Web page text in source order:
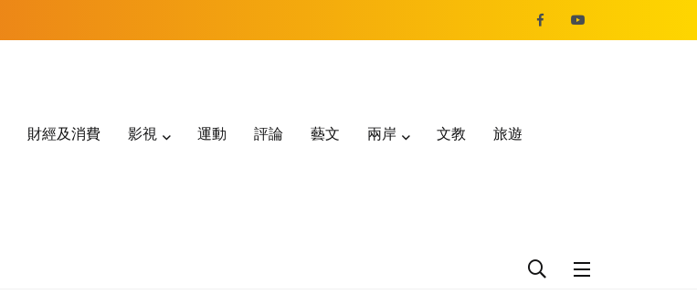
財經及消費 影視 運動 評論 藝文 兩岸 文教 旅遊